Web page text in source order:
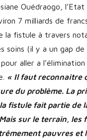
Ouédraogo,
7 milliards de
la fistule à travers
soins (il y a un gap de
aller a
« Il faut reconnaître
du problème. La
fistule fait partie de
sur le terrain, les
pauvres et